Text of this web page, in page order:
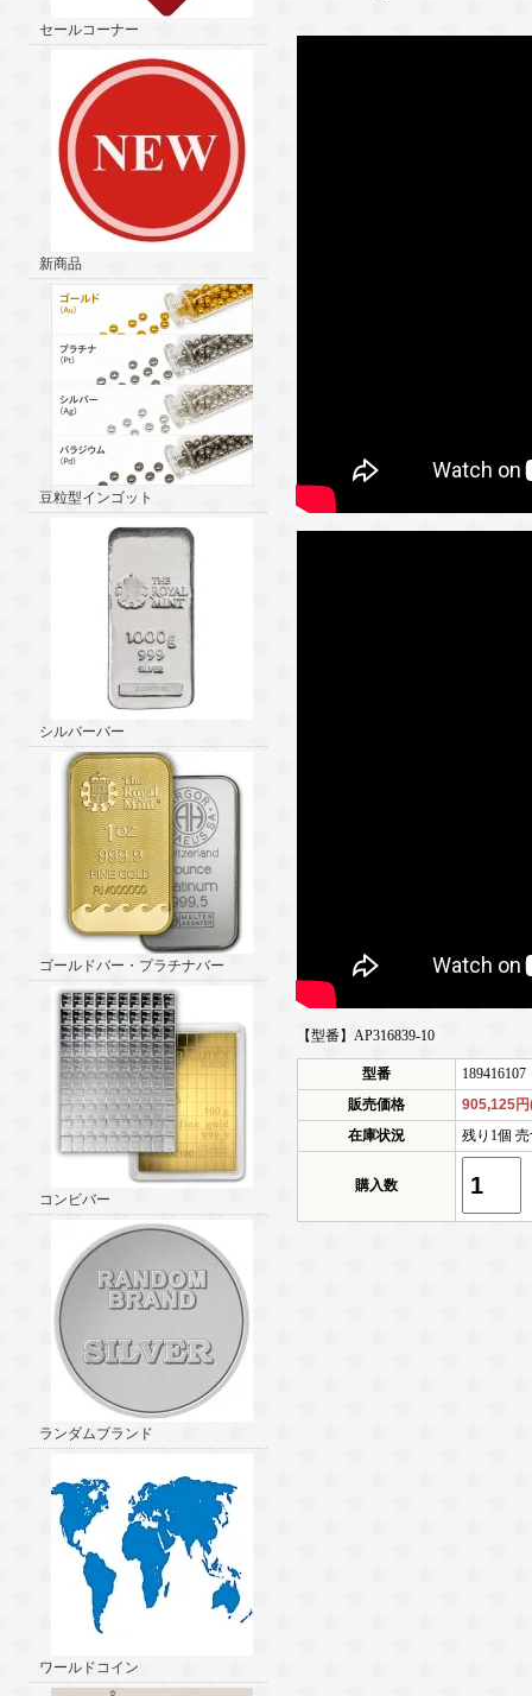
セールコーナー
新商品
豆粒型インゴット
シルバーバー
ゴールドバー・プラチナバー
コンビバー
ランダムブランド
ワールドコイン
【型番】AP316839-10
型番
189416107
販売価格
905,125
在庫状況
残り1個
購入数